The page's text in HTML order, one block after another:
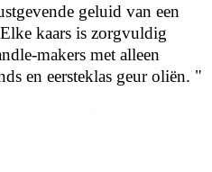
geluid van een
Elke kaars is zorgvuldig
-makersmet alleen
en eersteklas geur oliën. "